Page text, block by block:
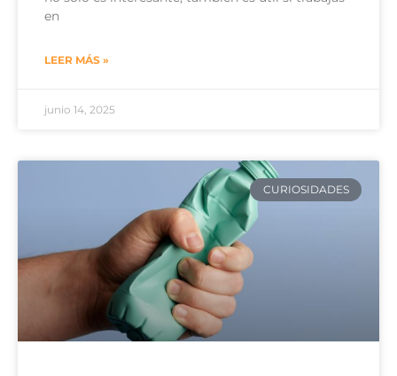
en
LEER MÁS »
junio 14, 2025
CURIOSIDADES